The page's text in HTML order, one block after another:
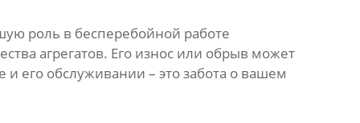
роль в бесперебойной работе
агрегатов. Его износ или обрыв может
его обслуживании – это забота о вашем